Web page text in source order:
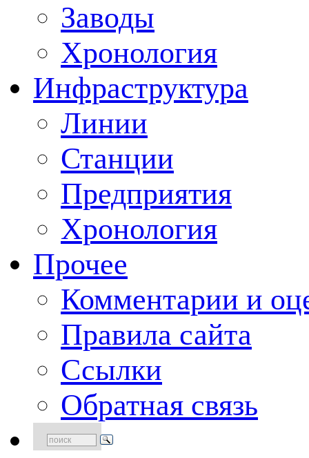
Заводы
Хронология
Инфраструктура
Линии
Станции
Предприятия
Хронология
Прочее
Комментарии и
Правила сайта
Ссылки
Обратная связь